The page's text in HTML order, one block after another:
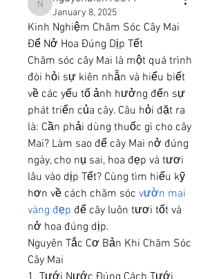
nguyenbich13697
January 8, 2025
Kinh Nghiệm Chăm Sóc Cây Mai
Để Nở Hoa Đúng Dịp Tết
Chăm sóc cây Mai là một quá trình
đòi hỏi sự kiên nhẫn và hiểu biết
về các yếu tố ảnh hưởng đến sự
phát triển của cây. Câu hỏi đặt ra
là: Cần phải dùng thuốc gì cho cây
Mai? Làm sao để cây Mai nở đúng
ngày, cho nụ sai, hoa đẹp và tươi
lâu vào dịp Tết? Cùng tìm hiểu kỹ
hơn về cách chăm sóc vườn mai
vàng đẹp để cây luôn tươi tốt và
nở hoa đúng dịp.
Nguyên Tắc Cơ Bản Khi Chăm Sóc
Cây Mai